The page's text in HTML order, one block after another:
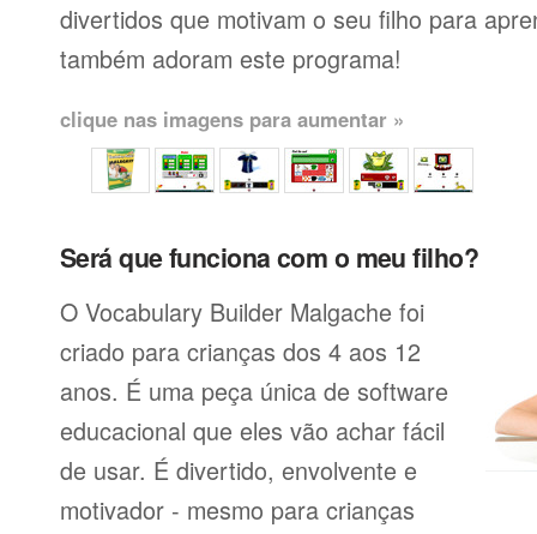
divertidos que motivam o seu filho para
também adoram este programa!
clique nas imagens para aumentar »
Será que funciona com o meu filho?
O Vocabulary Builder Malgache foi
criado para crianças dos 4 aos 12
anos. É uma peça única de software
educacional que eles vão achar fácil
de usar. É divertido, envolvente e
motivador - mesmo para crianças